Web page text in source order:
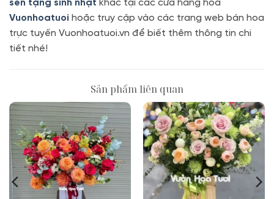
sen tặng sinh nhật khác tại các cửa hàng hoa
Vuonhoatuoi hoặc truy cập vào các trang web bán hoa
trực tuyến Vuonhoatuoi.vn để biết thêm thông tin chi
tiết nhé!
Sản phẩm liên quan